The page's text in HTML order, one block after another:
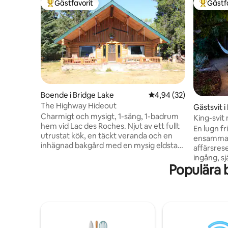
Populär gästfavorit
Gästfavorit
Boende i Bridge Lake 4,94 av 5 i
4,94 (32)
The Highway Hideout
Charmigt och mysigt, 1-säng, 1-badrum
hem vid Lac des Roches. Njut av ett fullt
utrustat kök, en täckt veranda och en
inhägnad bakgård med en mysig eldstad
stjärnorna. Tillgång till sjön ligger bara ett
här, men kommer att vara borta under
Gästsvit i
King-svit
En lugn
ingång,
sviten,
på en
Populära